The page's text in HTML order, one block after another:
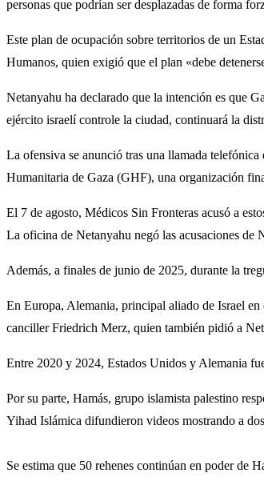
personas que podrían ser desplazadas de forma
Este plan de ocupación sobre territorios de un
Humanos, quien exigió que el plan «debe
Netanyahu ha declarado que la intención es que
ejército israelí controle la ciudad, continuará la
La ofensiva se anunció tras una llamada
Humanitaria de Gaza (GHF), una organización
El 7 de agosto, Médicos Sin Fronteras acusó a
La oficina de Netanyahu negó las acusaciones de
Además, a finales de junio de 2025, durante la
En Europa, Alemania, principal aliado de Israel
canciller Friedrich Merz, quien también pidió a
Entre 2020 y 2024, Estados Unidos y Alemania
Por su parte, Hamás, grupo islamista palestino
Yihad Islámica difundieron videos mostrando a
Se estima que 50 rehenes continúan en poder de